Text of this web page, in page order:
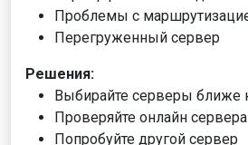
Проблемы с
Перегруженный сервер
Решения:
Выбирайте серверы ближе
Проверяйте онлайн сервера
Попробуйте другой сервер